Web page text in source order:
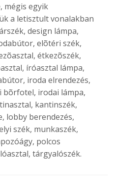
mégis egyik
a letisztult vonalakban
design lámpa,
elõtéri szék,
étkezõszék,
íróasztal lámpa,
iroda elrendezés,
bõrfotel, irodai lámpa,
kantinszék,
lobby berendezés,
szék, munkaszék,
polcos
tárgyalószék.